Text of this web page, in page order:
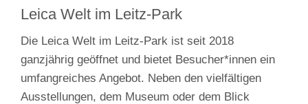
Leica Welt im Leitz-Park
Die Leica Welt im Leitz-Park ist seit 2018
ganzjährig geöffnet und bietet Besucher*innen ein
umfangreiches Angebot. Neben den vielfältigen
Ausstellungen, dem Museum oder dem Blick